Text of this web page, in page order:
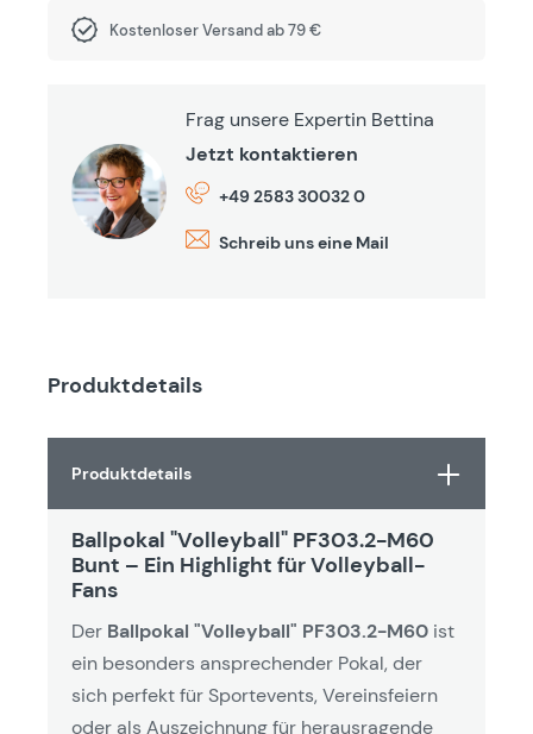
Kostenloser Versand ab 79 €
Frag unsere Expertin Bettina
Jetzt kontaktieren
+49 2583 30032 0
Schreib uns eine Mail
Produktdetails
Produktdetails
Ballpokal "Volleyball" PF303.2-M60
Bunt – Ein Highlight für Volleyball-
Fans
Der Ballpokal "Volleyball" PF303.2-M60 ist
ein besonders ansprechender Pokal, der
sich perfekt für Sportevents, Vereinsfeiern
oder als Auszeichnung für herausragende